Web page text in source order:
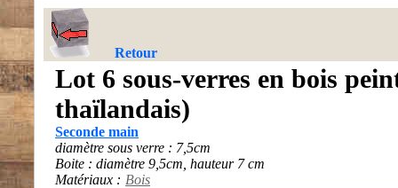
Retour
Lot 6 sous-verres en bois
thaïlandais)
Seconde main
diamètre sous verre : 7,5cm
Boite : diamètre 9,5cm, hauteur 7 cm
Matériaux : Bois